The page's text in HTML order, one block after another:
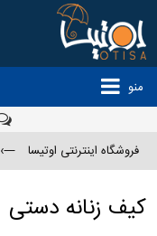
منو
فروشگاه اینترنتی اوتیسا —›
کیف زنانه دستی